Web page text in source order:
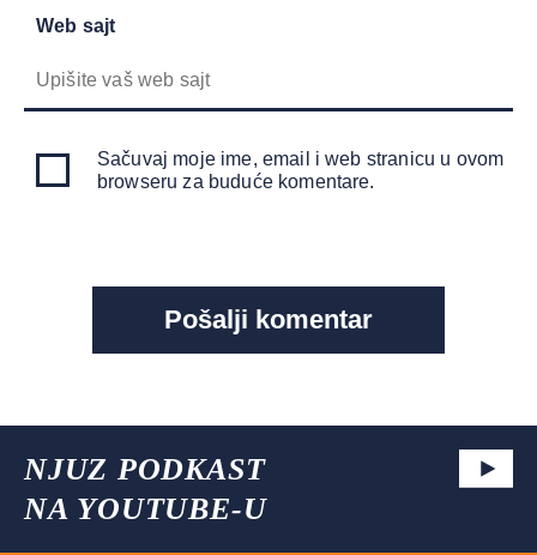
Web sajt
Sačuvaj moje ime, email i web stranicu u ovom
browseru za buduće komentare.
NJUZ PODKAST
NA YOUTUBE-U